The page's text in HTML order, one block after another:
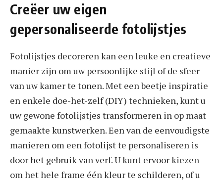
Creëer uw eigen
gepersonaliseerde fotolijstjes
Fotolijstjes decoreren kan een leuke en creatieve
manier zijn om uw persoonlijke stijl of de sfeer
van uw kamer te tonen. Met een beetje inspiratie
en enkele doe-het-zelf (DIY) technieken, kunt u
uw gewone fotolijstjes transformeren in op maat
gemaakte kunstwerken. Een van de eenvoudigste
manieren om een fotolijst te personaliseren is
door het gebruik van verf. U kunt ervoor kiezen
om het hele frame één kleur te schilderen, of u